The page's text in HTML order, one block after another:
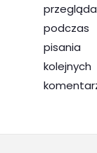
podczas
pisania
kolejnych